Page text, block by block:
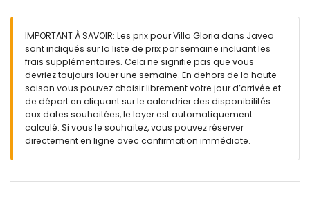
chambre avec climatisation et 2 lits simples (mesurant 190
par 90 cm)
salle de bains en suite avec lavabo simple, douche, bidet
et toilettes
salle de bains avec lavabo simple, baignoire/douche,
bidet et toilettes
Extérieur de la villa
piscine privée mesurant 12m x 4m
jardin avec gravier, arbres et mobilier de jardin avec
2 terrasses, dont une couverte
IMPORTANT À SAVOIR: Les prix pour Villa Gloria dans Javea
sont indiqués sur la liste de prix par semaine incluant les
frais supplémentaires. Cela ne signifie pas que vous
devriez toujours louer une semaine. En dehors de la haute
saison vous pouvez choisir librement votre jour d’arrivée et
de départ en cliquant sur le calendrier des disponibilités
aux dates souhaitées, le loyer est automatiquement
calculé. Si vous le souhaitez, vous pouvez réserver
directement en ligne avec confirmation immédiate.